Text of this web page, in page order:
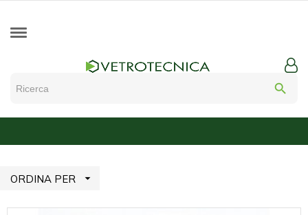
search
ORDINA PER 